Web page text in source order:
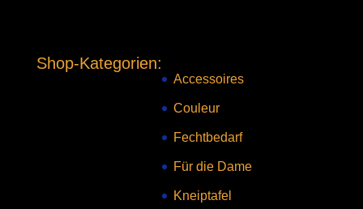
Shop-Kategorien:
Accessoires
Couleur
Fechtbedarf
Für die Dame
Kneiptafel